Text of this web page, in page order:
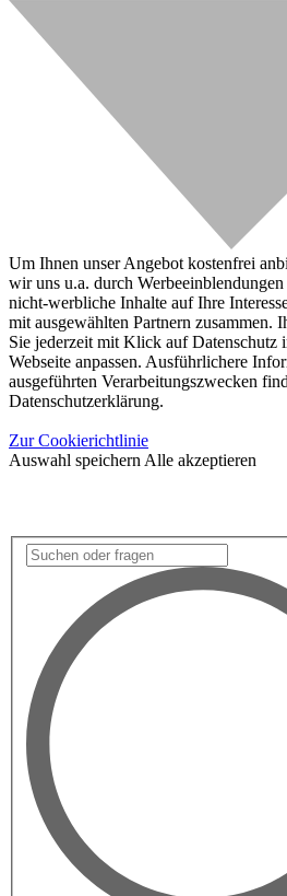
Um Ihnen unser Angebot kostenfrei
wir uns u.a. durch
nicht-werbliche Inhalte auf Ihre
mit ausgewählten Partnern zusammen.
Sie jederzeit mit Klick auf Datenschutz
Webseite anpassen. Ausführlichere
ausgeführten Verarbeitungszwecken
Datenschutzerklärung.
Zur Cookierichtlinie
Auswahl speichern Alle akzeptieren